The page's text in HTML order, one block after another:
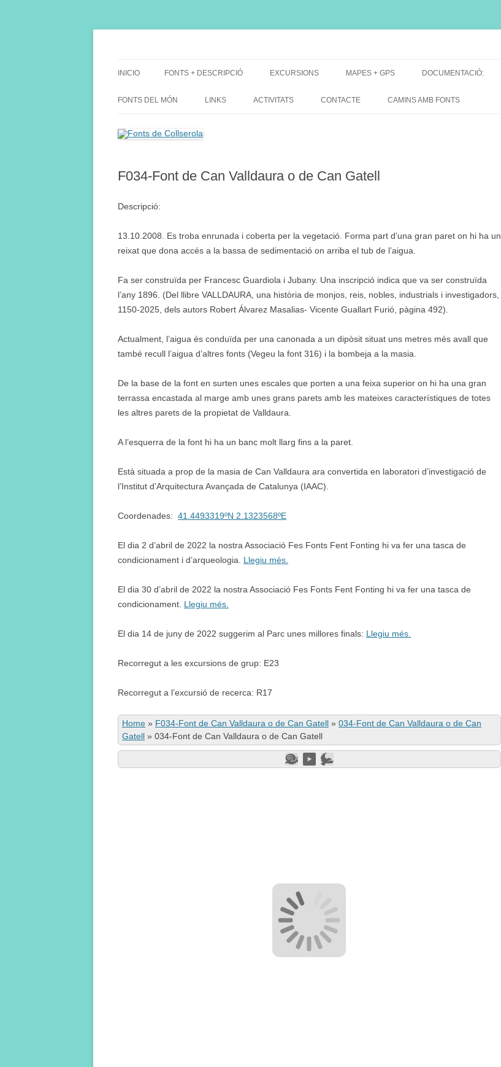
INICIO FONTS + DESCRIPCIÓ EXCURSIONS
DE GRUP
MAPES + GPS
MAPES EXCURSIONS
DOCUMENTACIÓ:
FONTS DEL MÓN LINKS ACTIVITATS CONTACTE CAMINS AMB FONTS
F034-Font de Can Valldaura o de Can Gatell
Descripció:
13.10.2008. Es troba enrunada i coberta per la vegetació. Forma part d’una gran paret on hi ha un
reixat que dona accés a la bassa de sedimentació on arriba el tub de l’aigua.
Fa ser construïda per Francesc Guardiola i Jubany. Una inscripció indica que va ser construïda
l’any 1896. (Del llibre VALLDAURA, una història de monjos, reis, nobles, industrials i investigadors,
1150-2025, dels autors Robert Álvarez Masalias- Vicente Guallart Furió, pàgina 492).
Actualment, l’aigua és conduïda per una canonada a un dipòsit situat uns metres més avall que
també recull l’aigua d’altres fonts (Vegeu la font 316) i la bombeja a la masia.
De la base de la font en surten unes escales que porten a una feixa superior on hi ha una gran
terrassa encastada al marge amb unes grans parets amb les mateixes característiques de totes
les altres parets de la propietat de Valldaura.
A l’esquerra de la font hi ha un banc molt llarg fins a la paret.
Està situada a prop de la masia de Can Valldaura ara convertida en laboratori d’investigació de
l’Institut d’Arquitectura Avançada de Catalunya (IAAC).
Coordenades: 41.4493319ºN 2.1323568ºE
El dia 2 d’abril de 2022 la nostra Associació Fes Fonts Fent Fonting hi va fer una tasca de
condicionament i d’arqueologia. Llegiu més.
El dia 30 d’abril de 2022 la nostra Associació Fes Fonts Fent Fonting hi va fer una tasca de
condicionament. Llegiu més.
El dia 14 de juny de 2022 suggerim al Parc unes millores finals: Llegiu més.
Recorregut a les excursions de grup: E23
Recorregut a l’excursió de recerca: R17
Home » F034-Font de Can Valldaura o de Can Gatell » 034-Font de Can Valldaura o de Can
Gatell » 034-Font de Can Valldaura o de Can Gatell